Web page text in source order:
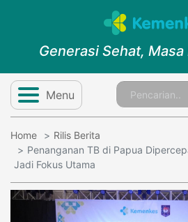
Generasi Sehat,
Menu
Home
Rilis Berita
Penanganan TB di Papua
Jadi Fokus Utama